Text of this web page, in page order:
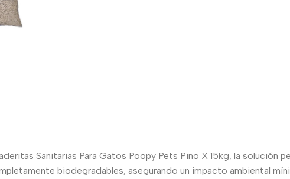
Sanitarias Para Gatos Poopy Pets Pino X 15kg, la solución
biodegradables, asegurando un impacto ambiental